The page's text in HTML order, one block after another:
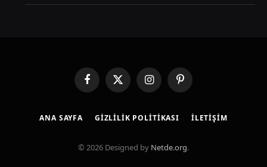
FacebookX
(Twitter)
InstagramPinterest
ANA SAYFA GIZLILIK POLITIKASI İLETIŞIM
© 2026 Designed by Netde.org.